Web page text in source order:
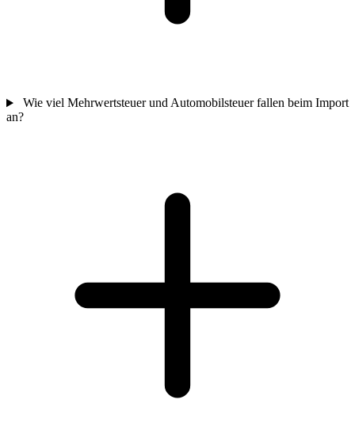
Wie viel Mehrwertsteuer und Automobilsteuer fallen beim Import
an?